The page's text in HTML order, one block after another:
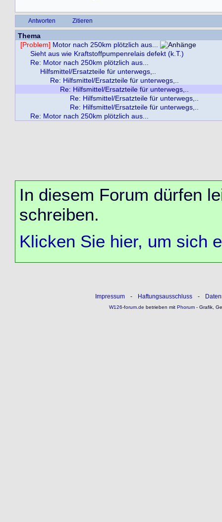
Antworten Zitieren
Thema
[Problem] Motor nach 250km plötzlich aus...
Sieht aus wie Kraftstoffpumpenrelais defekt (k.T.)
Re: Motor nach 250km plötzlich aus...
Hilfsmittel/Ersatzteile für unterwegs,..
Re: Hilfsmittel/Ersatzteile für unterwegs,..
Re: Hilfsmittel/Ersatzteile für unterwegs,..
Re: Hilfsmittel/Ersatzteile für unterwegs,..
Re: Hilfsmittel/Ersatzteile für unterwegs,..
Re: Motor nach 250km plötzlich aus...
In diesem Forum dürfen
schreiben.
Klicken Sie hier, um sich
Impressum - Haftungsausschluss -
W126-forum.de betrieben mitPhorum- Grafik,